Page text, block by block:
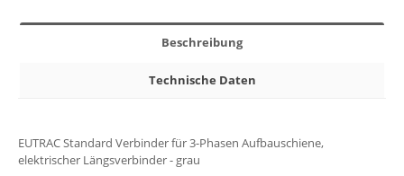
Beschreibung
Technische Daten
EUTRAC Standard Verbinder für 3-Phasen Aufbauschiene,
elektrischer Längsverbinder - grau